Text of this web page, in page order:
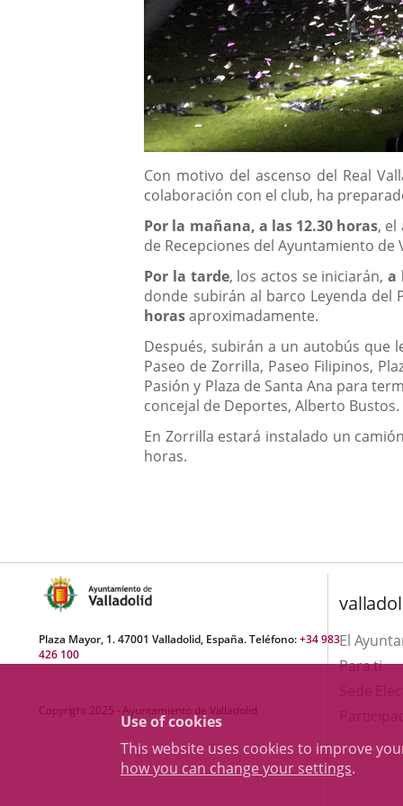
Use of cookies
This website uses cookies to improve
how you can change your settings.
Descripción
Con motivo del ascenso del Real
colaboración con el club, ha
Por la mañana, a las 12.30 horas, el
de Recepciones del Ayuntamiento
Por la tarde, los actos se iniciarán,a
donde subirán al barco Leyenda del
horasaproximadamente.
Después, subirán a un autobús que
Paseo de Zorrilla, Paseo Filipinos,
Pasión y Plaza de Santa Ana para
concejal de Deportes, Alberto Bustos.
En Zorrilla estará instalado un
horas.
Plaza Mayor, 1. 47001 Valladolid, España. Teléfono:+34 983
426 100
Copyright 2025 - Ayuntamiento de Valladolid
El
Para ti